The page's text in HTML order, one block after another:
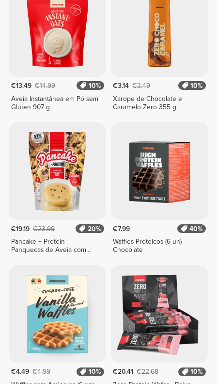
€13.49 €14.99
10%
Aveia Instantânea em Pó sem
Glúten 907 g
€3.14 €3.49
10%
Xarope de Chocolate e
Caramelo Zero 355 g
€19.19 €23.99
20%
Pancake + Protein –
Panquecas de Aveia com
€7.99
40%
Waffles Proteicos (6 un) -
Chocolate
€4.49 €4.99
10%
€20.41 €22.68
10%